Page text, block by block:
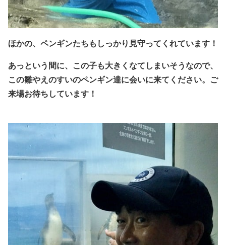
ほかの、ペンギンたちもしっかり見守ってくれています！
あっという間に、この子も大きくなてしまいそうなので、
この雛やえのすいのペンギン達に会いに来てください。 ご
来場お待ちしています！